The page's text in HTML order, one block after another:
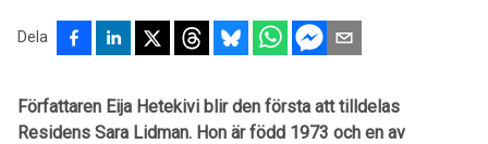
Dela
Författaren Eija Hetekivi blir den första att tilldelas
Residens Sara Lidman. Hon är född 1973 och en av